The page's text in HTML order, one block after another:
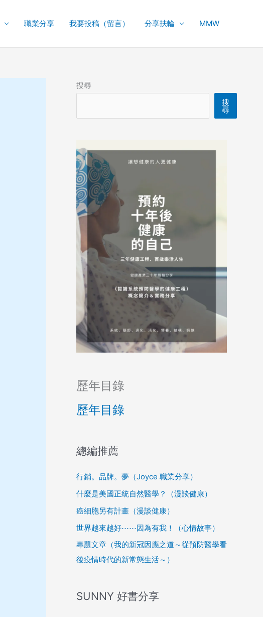
職業分享 我要投稿（留言） 分享扶輪 MMW
搜尋
搜
尋
歷年目錄
歷年目錄
總編推薦
行銷。品牌。夢（Joyce 職業分享）
什麼是美國正統自然醫學？（漫談健康）
癌細胞另有計畫（漫談健康）
世界越來越好⋯⋯因為有我！（心情故事）
專題文章（我的新冠因應之道～從預防醫學看
後疫情時代的新常態生活～）
SUNNY 好書分享